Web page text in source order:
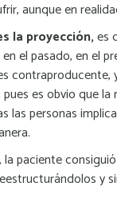
aunque en
la proyección,es
el pasado, en el
contraproducente,
es obvio que
las personas
paciente
y